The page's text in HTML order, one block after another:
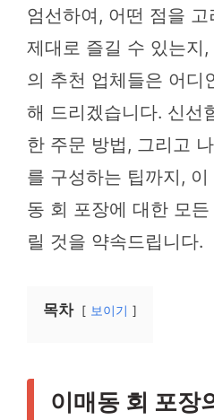
엄선하여, 어떤 점을
제대로 즐길 수 있는지
의 추천 업체들은 어디
해 드리겠습니다. 신선
한 주문 방법, 그리고
를 구성하는 팁까지,
동 회 포장에 대한 모
릴 것을 약속드립니다.
목차 보이기
이매동 회 포장